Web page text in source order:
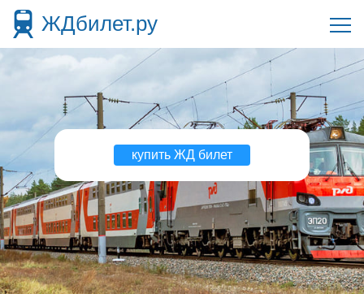
ЖДбилет.ру
купить ЖД билет